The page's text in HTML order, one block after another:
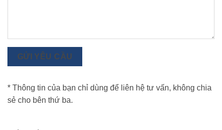
GỬI YÊU CẦU
* Thông tin của bạn chỉ dùng để liên hệ tư vấn, không chia
sẻ cho bên thứ ba.